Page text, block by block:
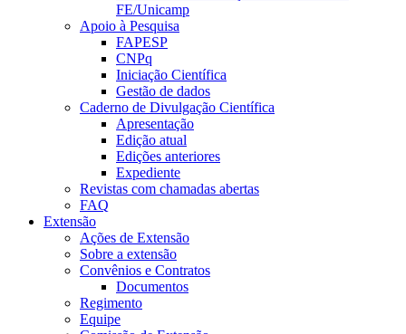
FE/Unicamp
Apoio à Pesquisa
FAPESP
CNPq
Iniciação Científica
Gestão de dados
Caderno de Divulgação Científica
Apresentação
Edição atual
Edições anteriores
Expediente
Revistas com chamadas abertas
FAQ
Extensão
Ações de Extensão
Sobre a extensão
Convênios e Contratos
Documentos
Regimento
Equipe